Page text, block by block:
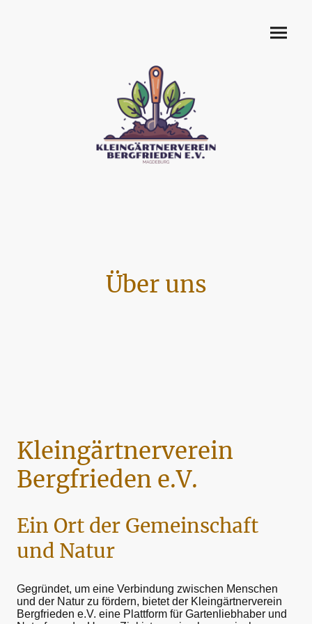
Über uns
Kleingärtnerverein
Bergfrieden e.V.
Ein Ort der Gemeinschaft
und Natur
Gegründet, um eine Verbindung zwischen Menschen
und der Natur zu fördern, bietet der Kleingärtnerverein
Bergfrieden e.V. eine Plattform für Gartenliebhaber und